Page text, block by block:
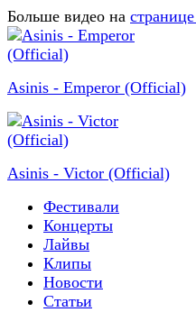
Больше видео на
Asinis - Emperor (Official)
Asinis - Victor (Official)
Фестивали
Концерты
Лайвы
Клипы
Новости
Статьи